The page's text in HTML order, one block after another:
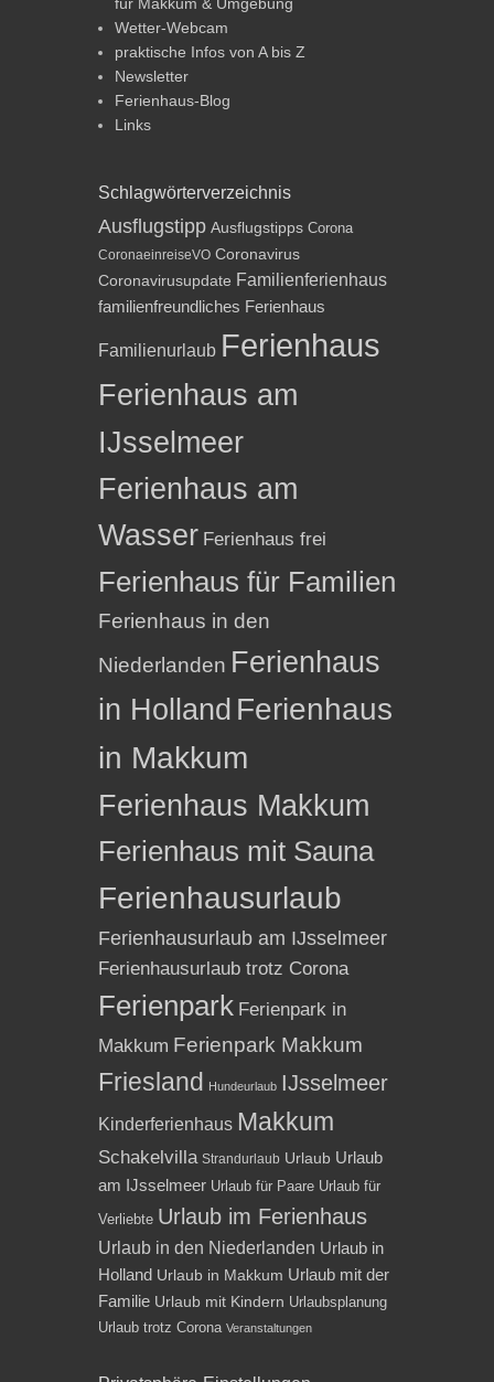
Wetter-Webcam
praktische Infos von A bis Z
Newsletter
Ferienhaus-Blog
Links
Schlagwörterverzeichnis
Ausflugstipp Ausflugstipps Corona
CoronaeinreiseVO Coronavirus
Coronavirusupdate Familienferienhaus
familienfreundliches Ferienhaus
Familienurlaub Ferienhaus
Ferienhaus am
IJsselmeer
Ferienhaus am
Wasser Ferienhaus frei
Ferienhaus für Familien
Ferienhaus in den
Niederlanden Ferienhaus
in Holland Ferienhaus
in Makkum
Ferienhaus Makkum
Ferienhaus mit Sauna
Ferienhausurlaub
Ferienhausurlaub am IJsselmeer
Ferienhausurlaub trotz Corona
Ferienpark Ferienpark in
Makkum Ferienpark Makkum
Friesland Hundeurlaub IJsselmeer
Kinderferienhaus Makkum
Schakelvilla Strandurlaub Urlaub Urlaub
am IJsselmeer Urlaub für Paare Urlaub für
Verliebte Urlaub im Ferienhaus
Urlaub in den Niederlanden Urlaub in
Holland Urlaub in Makkum Urlaub mit der
Familie Urlaub mit Kindern Urlaubsplanung
Urlaub trotz Corona Veranstaltungen